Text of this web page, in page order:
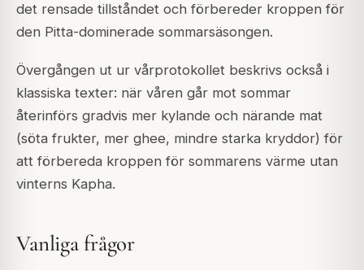
det rensade tillståndet och förbereder kroppen för
den Pitta-dominerade sommarsäsongen.
Övergången ut ur vårprotokollet beskrivs också i
klassiska texter: när våren går mot sommar
återinförs gradvis mer kylande och närande mat
(söta frukter, mer ghee, mindre starka kryddor) för
att förbereda kroppen för sommarens värme utan
vinterns Kapha.
Vanliga frågor